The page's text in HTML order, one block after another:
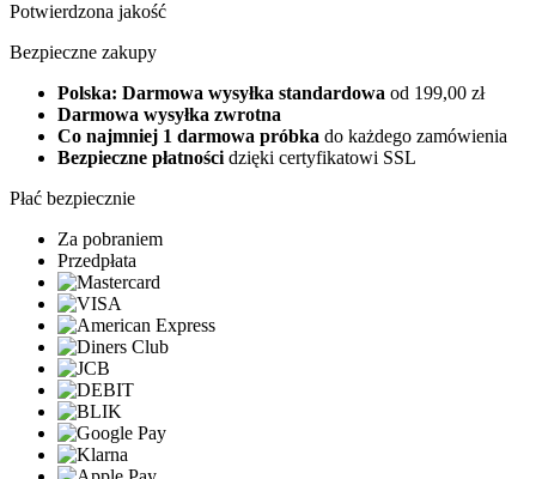
Potwierdzona jakość
Bezpieczne zakupy
Polska: Darmowa wysyłka standardowa od 199,00 zł
Darmowa wysyłka zwrotna
Co najmniej 1 darmowa próbka do każdego zamówienia
Bezpieczne płatnościdzięki certyfikatowi SSL
Płać bezpiecznie
Za pobraniem
Przedpłata